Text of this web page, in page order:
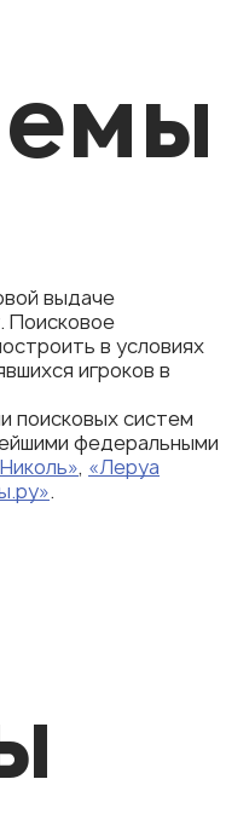
выдаче
Поисковое
в условиях
игроков в
поисковых систем
федеральными
, «Леруа
.